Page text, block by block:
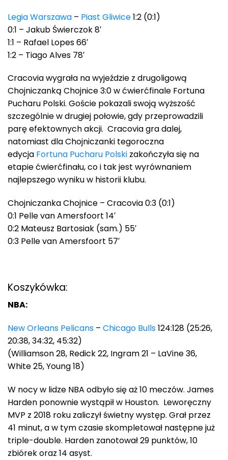
Legia Warszawa – Piast Gliwice1:2 (0:1)
0:1 – Jakub Świerczok 8′
1:1 – Rafael Lopes 66′
1:2 – Tiago Alves 78′
Cracovia wygrała na wyjeździe z drugoligową
Chojniczanką Chojnice 3:0 w ćwierćfinale Fortuna
Pucharu Polski. Goście pokazali swoją wyższość
szczególnie w drugiej połowie, gdy przeprowadzili
parę efektownych akcji. Cracovia gra dalej,
natomiast dla Chojniczanki tegoroczna
edycja Fortuna Pucharu Polski zakończyła się na
etapie ćwierćfinału, co i tak jest wyrównaniem
najlepszego wyniku w historii klubu.
Chojniczanka Chojnice – Cracovia 0:3 (0:1)
0:1 Pelle van Amersfoort 14′
0:2 Mateusz Bartosiak (sam.) 55′
0:3 Pelle van Amersfoort 57′
Koszykówka:
NBA:
New Orleans Pelicans – Chicago Bulls124:128 (25:26,
20:38, 34:32, 45:32)
(Williamson 28, Redick 22, Ingram 21 – LaVine 36,
White 25, Young 18)
W nocy w lidze NBA odbyło się aż 10 meczów. James
Harden ponownie wystąpił w Houston. Leworęczny
MVP z 2018 roku zaliczył świetny występ. Grał przez
41 minut, a w tym czasie skompletował następne już
triple-double. Harden zanotował 29 punktów, 10
zbiórek oraz 14 asyst.